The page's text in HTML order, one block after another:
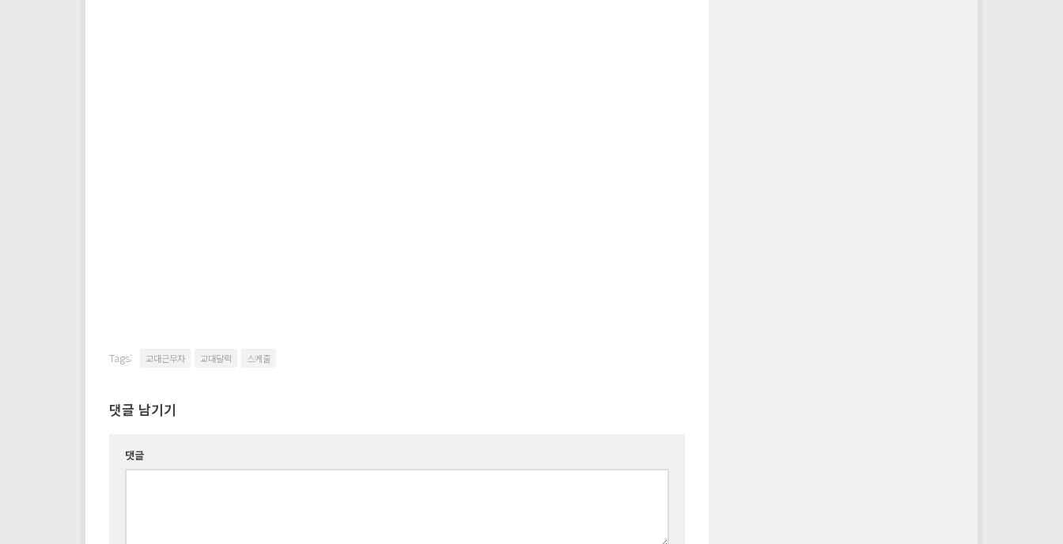
Tags: 교대근무자 교대달력 스케줄
댓글 남기기
댓글